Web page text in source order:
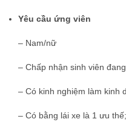
Yêu cầu ứng viên
– Nam/nữ
– Chấp nhận sinh viên
– Có kinh nghiệm làm kinh
– Có bằng lái xe là 1 ưu thế;